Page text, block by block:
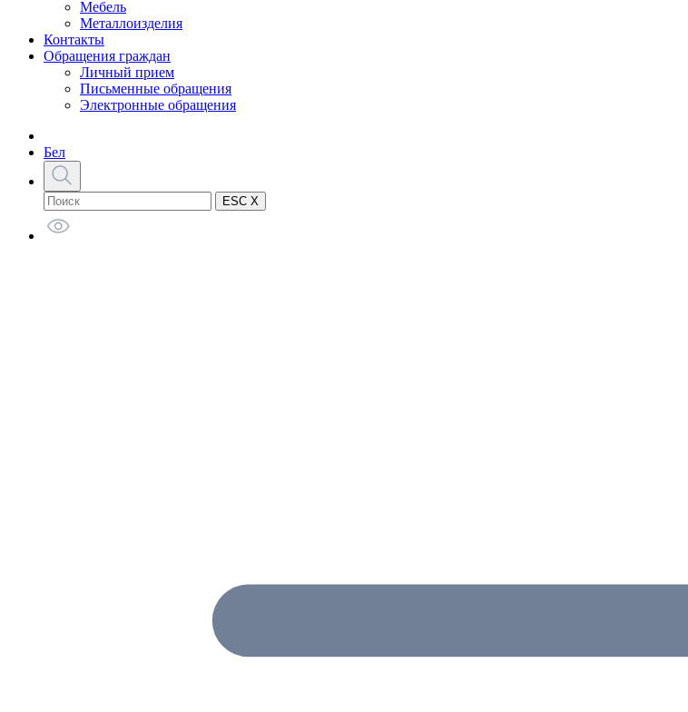
Мебель
Металлоизделия
Контакты
Обращения граждан
Личный прием
Письменные обращения
Электронные обращения
Бел
ESC X